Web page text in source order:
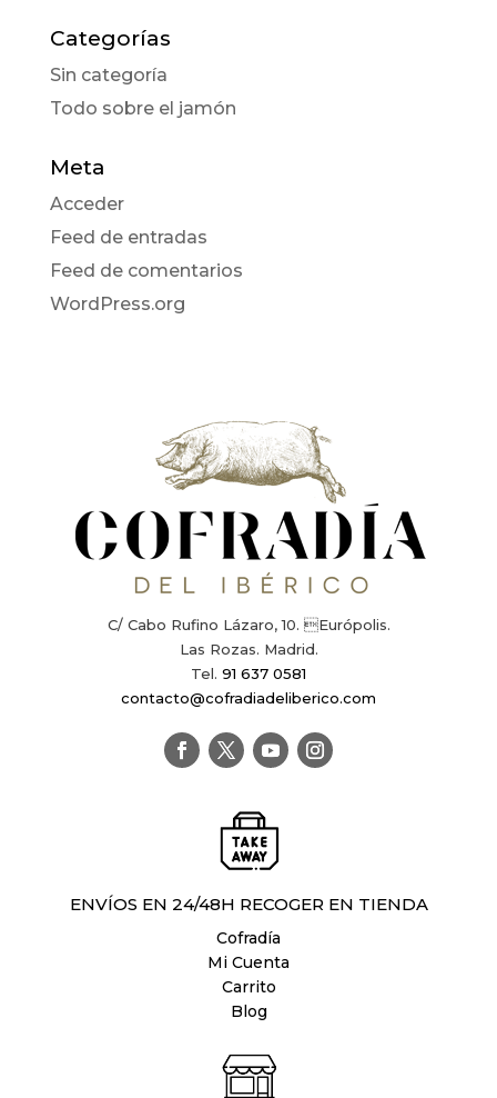
Categorías
Sin categoría
Todo sobre el jamón
Meta
Acceder
Feed de entradas
Feed de comentarios
WordPress.org
C/ Cabo Rufino Lázaro, 10. Európolis.
Las Rozas. Madrid.
Tel. 91 637 0581
contacto@cofradiadeliberico.com
ENVÍOS EN 24/48H RECOGER EN TIENDA
Cofradía
Mi Cuenta
Carrito
Blog